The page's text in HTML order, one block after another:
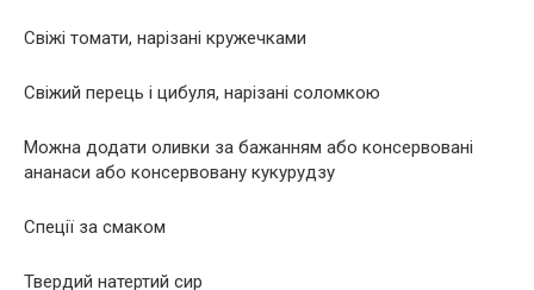
Свіжі томати, нарізані кружечками
Свіжий перець і цибуля, нарізані соломкою
Можна додати оливки за бажанням або консервовані
ананаси або консервовану кукурудзу
Спеції за смаком
Твердий натертий сир